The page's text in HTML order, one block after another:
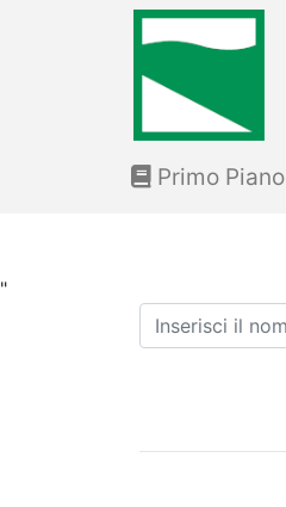
"
Primo Piano
Ricerca